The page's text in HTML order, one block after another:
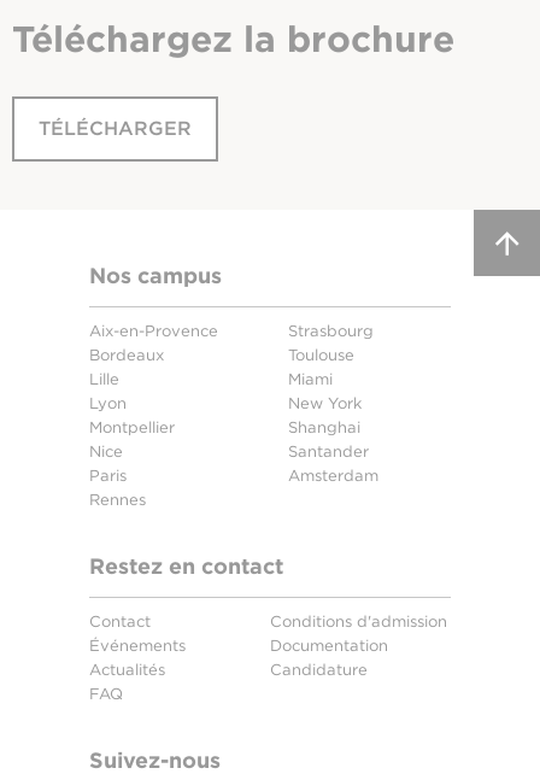
Téléchargez la brochure
TÉLÉCHARGER
Nos campus
Aix-en-Provence
Bordeaux
Lille
Lyon
Montpellier
Nice
Paris
Rennes
Strasbourg
Toulouse
Miami
New York
Shanghai
Santander
Amsterdam
Restez en contact
Contact
Événements
Actualités
FAQ
Conditions d'admission
Documentation
Candidature
Suivez-nous